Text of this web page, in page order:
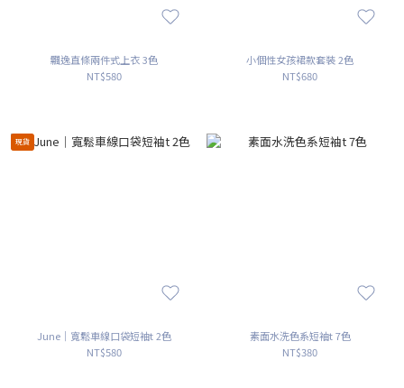
飄逸直條兩件式上衣 3色
NT$580
小個性女孩裙款套裝 2色
NT$680
現貨
June｜寬鬆車線口袋短袖t 2色
NT$580
素面水洗色系短袖t 7色
NT$380